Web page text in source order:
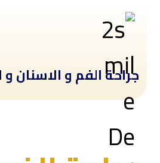
جراحة الفم و الاسنان